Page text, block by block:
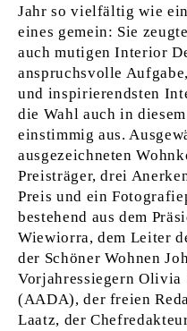
Jahr so vielfältig wie
eines gemein: Sie
auch mutigen Interior
anspruchsvolle
und inspirierendsten
die Wahl auch in
einstimmig aus.
ausgezeichneten
Preisträger, drei
Preis und ein
bestehend aus dem
Wiewiorra, dem Leiter
der Schöner Wohnen
Vorjahressiegern Olivia
(AADA), der freien
Laatz, der